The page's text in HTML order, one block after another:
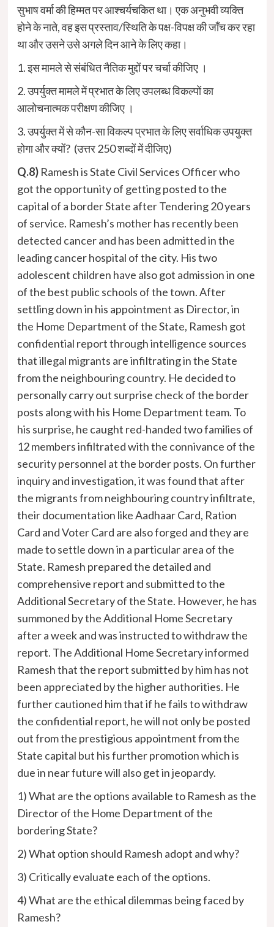
सुभाष वर्मा की हिम्मत पर आश्चर्यचकित था। एक अनुभवी व्यक्ति
होने के नाते, वह इस प्रस्ताव/स्थिति के पक्ष-विपक्ष की जाँच कर रहा
था और उसने उसे अगले दिन आने के लिए कहा।
1. इस मामले से संबंधित नैतिक मुद्दों पर चर्चा कीजिए ।
2. उपर्युक्त मामले में प्रभात के लिए उपलब्ध विकल्पों का
आलोचनात्मक परीक्षण कीजिए ।
3. उपर्युक्त में से कौन-सा विकल्प प्रभात के लिए सर्वाधिक उपयुक्त
होगा और क्यों? (उत्तर 250 शब्दों में दीजिए)
Q.8)Ramesh is State Civil Services Officer who
got the opportunity of getting posted to the
capital of a border State after Tendering 20 years
of service. Ramesh’s mother has recently been
detected cancer and has been admitted in the
leading cancer hospital of the city. His two
adolescent children have also got admission in one
of the best public schools of the town. After
settling down in his appointment as Director, in
the Home Department of the State, Ramesh got
confidential report through intelligence sources
that illegal migrants are infiltrating in the State
from the neighbouring country. He decided to
personally carry out surprise check of the border
posts along with his Home Department team. To
his surprise, he caught red-handed two families of
12 members infiltrated with the connivance of the
security personnel at the border posts. On further
inquiry and investigation, it was found that after
the migrants from neighbouring country infiltrate,
their documentation like Aadhaar Card, Ration
Card and Voter Card are also forged and they are
made to settle down in a particular area of the
State. Ramesh prepared the detailed and
comprehensive report and submitted to the
Additional Secretary of the State. However, he has
summoned by the Additional Home Secretary
after a week and was instructed to withdraw the
report. The Additional Home Secretary informed
Ramesh that the report submitted by him has not
been appreciated by the higher authorities. He
further cautioned him that if he fails to withdraw
the confidential report, he will not only be posted
out from the prestigious appointment from the
State capital but his further promotion which is
due in near future will also get in jeopardy.
1) What are the options available to Ramesh as the
Director of the Home Department of the
bordering State?
2) What option should Ramesh adopt and why?
3) Critically evaluate each of the options.
4) What are the ethical dilemmas being faced by
Ramesh?